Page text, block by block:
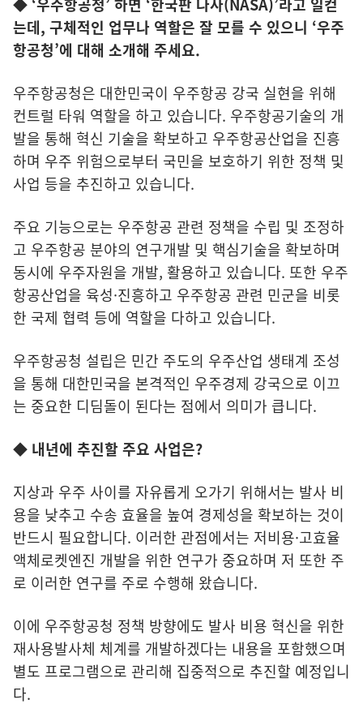
◆ ‘우주항공청’ 하면 ‘한국판 나사(NASA)’라고 일컫
는데, 구체적인 업무나 역할은 잘 모를 수 있으니 ‘우주
항공청’에 대해 소개해 주세요.
우주항공청은 대한민국이 우주항공 강국 실현을 위해
컨트럴 타워 역할을 하고 있습니다. 우주항공기술의 개
발을 통해 혁신 기술을 확보하고 우주항공산업을 진흥
하며 우주 위험으로부터 국민을 보호하기 위한 정책 및
사업 등을 추진하고 있습니다.
주요 기능으로는 우주항공 관련 정책을 수립 및 조정하
고 우주항공 분야의 연구개발 및 핵심기술을 확보하며
동시에 우주자원을 개발, 활용하고 있습니다. 또한 우주
항공산업을 육성·진흥하고 우주항공 관련 민군을 비롯
한 국제 협력 등에 역할을 다하고 있습니다.
우주항공청 설립은 민간 주도의 우주산업 생태계 조성
을 통해 대한민국을 본격적인 우주경제 강국으로 이끄
는 중요한 디딤돌이 된다는 점에서 의미가 큽니다.
◆ 내년에 추진할 주요 사업은?
지상과 우주 사이를 자유롭게 오가기 위해서는 발사 비
용을 낮추고 수송 효율을 높여 경제성을 확보하는 것이
반드시 필요합니다. 이러한 관점에서는 저비용·고효율
액체로켓엔진 개발을 위한 연구가 중요하며 저 또한 주
로 이러한 연구를 주로 수행해 왔습니다.
이에 우주항공청 정책 방향에도 발사 비용 혁신을 위한
재사용발사체 체계를 개발하겠다는 내용을 포함했으며
별도 프로그램으로 관리해 집중적으로 추진할 예정입니
다.